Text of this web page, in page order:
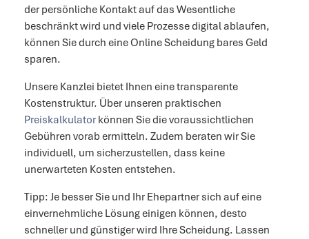
der persönliche Kontakt auf das Wesentliche
beschränkt wird und viele Prozesse digital ablaufen,
können Sie durch eine Online Scheidung bares Geld
sparen.
Unsere Kanzlei bietet Ihnen eine transparente
Kostenstruktur. Über unseren praktischen
Preiskalkulator können Sie die voraussichtlichen
Gebühren vorab ermitteln. Zudem beraten wir Sie
individuell, um sicherzustellen, dass keine
unerwarteten Kosten entstehen.
Tipp: Je besser Sie und Ihr Ehepartner sich auf eine
einvernehmliche Lösung einigen können, desto
schneller und günstiger wird Ihre Scheidung. Lassen